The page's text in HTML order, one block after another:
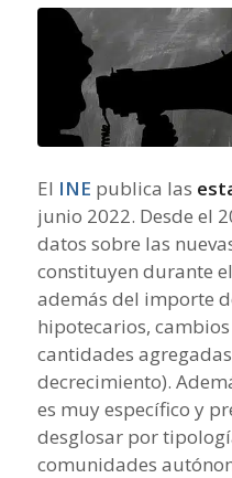
El INE publica las
junio 2022. Desde el
datos sobre las
constituyen durante
además del importe
hipotecarios,
cantidades
decrecimiento).
es muy específico y
desglosar por
comunidades